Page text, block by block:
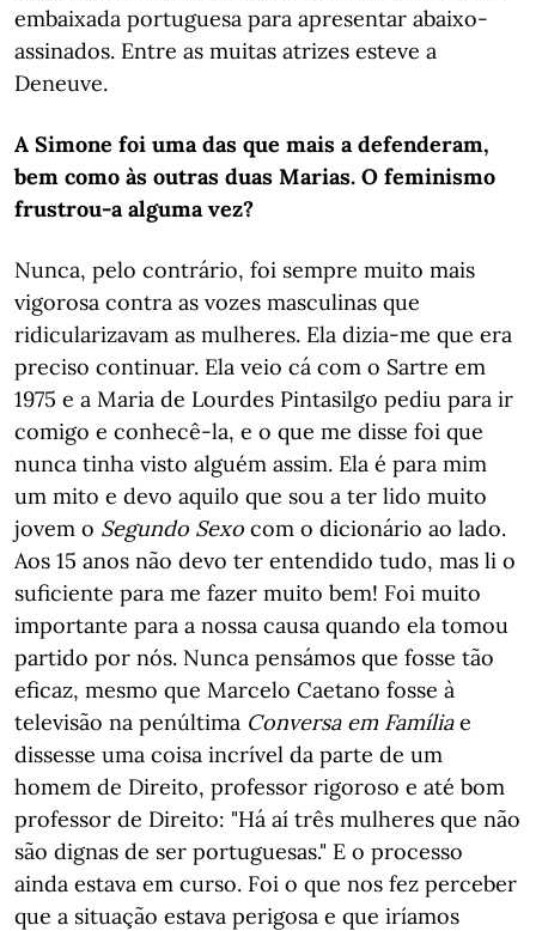
embaixada portuguesa para apresentar abaixo-
assinados. Entre as muitas atrizes esteve a
Deneuve.
A Simone foi uma das que mais a defenderam,
bem como às outras duas Marias. O feminismo
frustrou-a alguma vez?
Nunca, pelo contrário, foi sempre muito mais
vigorosa contra as vozes masculinas que
ridicularizavam as mulheres. Ela dizia-me que era
preciso continuar. Ela veio cá com o Sartre em
1975 e a Maria de Lourdes Pintasilgo pediu para ir
comigo e conhecê-la, e o que me disse foi que
nunca tinha visto alguém assim. Ela é para mim
um mito e devo aquilo que sou a ter lido muito
jovem o Segundo Sexo com o dicionário ao lado.
Aos 15 anos não devo ter entendido tudo, mas li o
suficiente para me fazer muito bem! Foi muito
importante para a nossa causa quando ela tomou
partido por nós. Nunca pensámos que fosse tão
eficaz, mesmo que Marcelo Caetano fosse à
televisão na penúltima Conversa em Famíliae
dissesse uma coisa incrível da parte de um
homem de Direito, professor rigoroso e até bom
professor de Direito: "Há aí três mulheres que não
são dignas de ser portuguesas." E o processo
ainda estava em curso. Foi o que nos fez perceber
que a situação estava perigosa e que iríamos